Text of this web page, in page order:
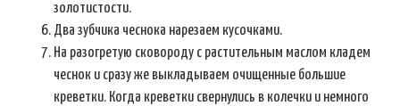
золотистости.
Два зубчика чеснока нарезаем кусочками.
На разогретую сковороду с растительным маслом кладем
чеснок и сразу же выкладываем очищенные большие
креветки. Когда креветки свернулись в колечки и немного